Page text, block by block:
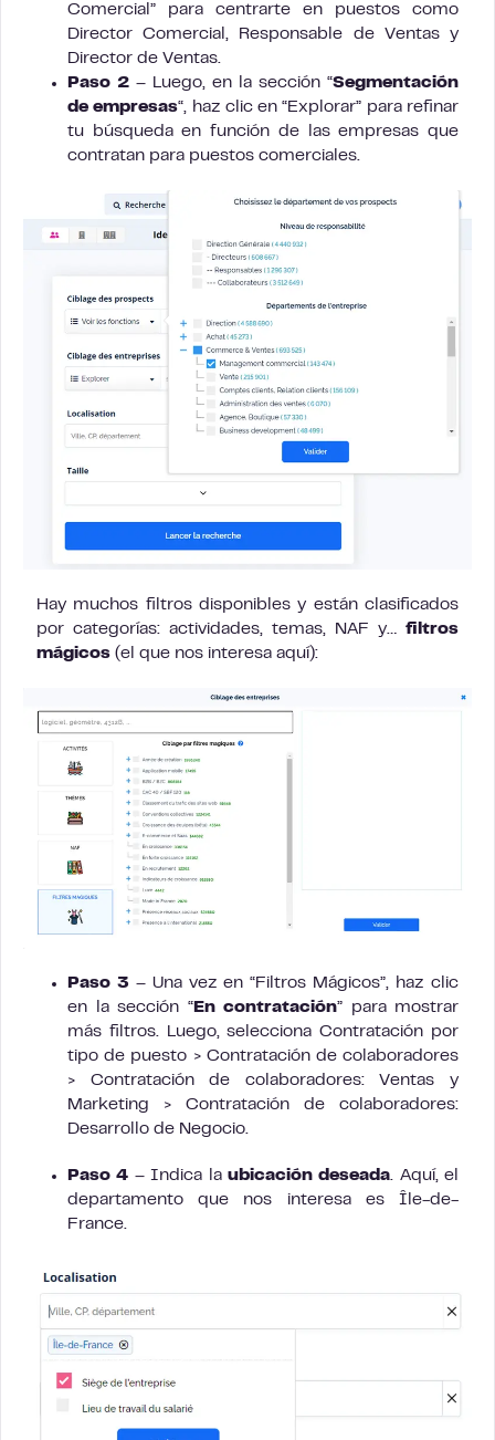
Comercial” para centrarte en puestos como
Director Comercial, Responsable de Ventas y
Director de Ventas.
Paso 2 – Luego, en la sección “Segmentación
de empresas“, haz clic en “Explorar” para refinar
tu búsqueda en función de las empresas que
contratan para puestos comerciales.
Hay muchos filtros disponibles y están clasificados
por categorías: actividades, temas, NAF y… filtros
mágicos (el que nos interesa aquí):
Paso 3 – Una vez en “Filtros Mágicos”, haz clic
en la sección “En contratación” para mostrar
más filtros. Luego, selecciona Contratación por
tipo de puesto > Contratación de colaboradores
> Contratación de colaboradores: Ventas y
Marketing > Contratación de colaboradores:
Desarrollo de Negocio.
Paso 4 – Indica la ubicación deseada . Aquí, el
departamento que nos interesa es Île-de-
France.